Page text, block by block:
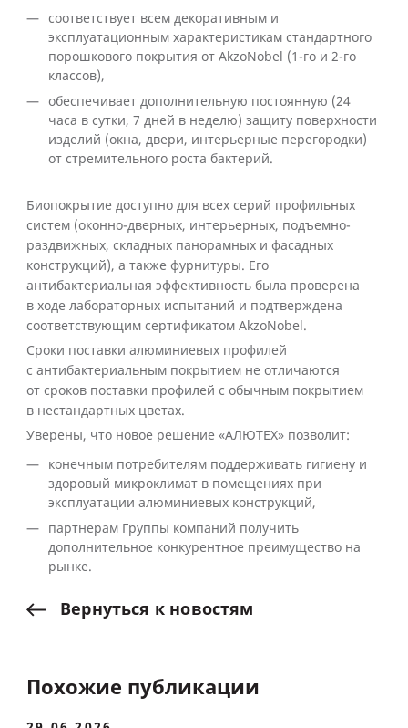
соответствует всем декоративным и
эксплуатационным характеристикам стандартного
порошкового покрытия от AkzoNobel (1-го и 2-го
классов),
обеспечивает дополнительную постоянную (24
часа в сутки, 7 дней в неделю) защиту поверхности
изделий (окна, двери, интерьерные перегородки)
от стремительного роста бактерий.
Биопокрытие доступно для всех серий профильных
систем (оконно-дверных, интерьерных, подъемно-
раздвижных, складных панорамных и фасадных
конструкций), а также фурнитуры. Его
антибактериальная эффективность была проверена
в ходе лабораторных испытаний и подтверждена
соответствующим сертификатом AkzoNobel.
Сроки поставки алюминиевых профилей
с антибактериальным покрытием не отличаются
от сроков поставки профилей с обычным покрытием
в нестандартных цветах.
Уверены, что новое решение «АЛЮТЕХ» позволит:
конечным потребителям поддерживать гигиену и
здоровый микроклимат в помещениях при
эксплуатации алюминиевых конструкций,
партнерам Группы компаний получить
дополнительное конкурентное преимущество на
рынке.
Вернуться к новостям
Похожие публикации